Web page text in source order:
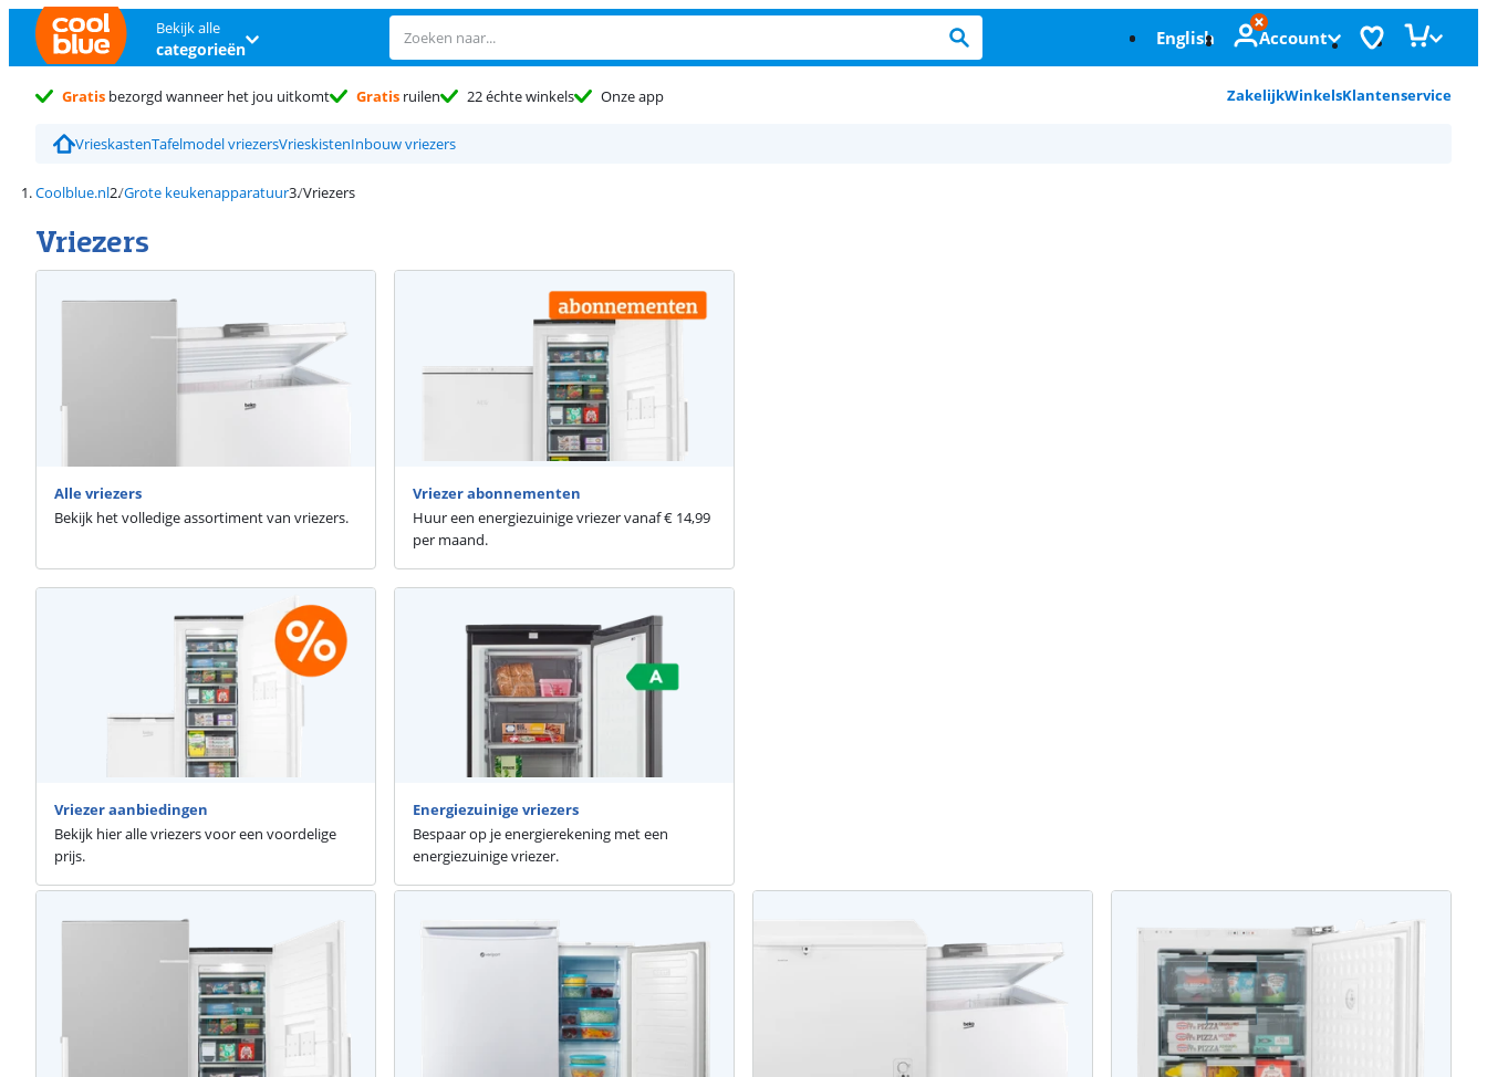
Bekijk alle
categorieën English Account
Gratis bezorgd wanneer het jou uitkomt Gratis ruilen 22 échte winkels Onze app ZakelijkWinkelsKlantenservice
VrieskastenTafelmodel vriezersVrieskistenInbouw vriezers
Coolblue.nl Grote keukenapparatuur Vriezers
Vriezers
Alle vriezers
Bekijk het volledige assortiment van vriezers.
Vriezer abonnementen
Huur een energiezuinige vriezer vanaf € 14,99
per maand.
Vriezer aanbiedingen
Bekijk hier alle vriezers voor een voordelige
prijs.
Energiezuinige vriezers
Bespaar op je energierekening met een
energiezuinige vriezer.